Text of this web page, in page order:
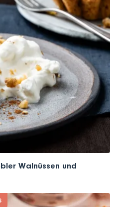
Walnüssen und